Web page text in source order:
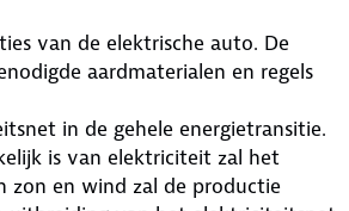
van de elektrische auto. De
aardmaterialen en regels
in de gehele energietransitie.
is van elektriciteit zal het
zon en wind zal de productie